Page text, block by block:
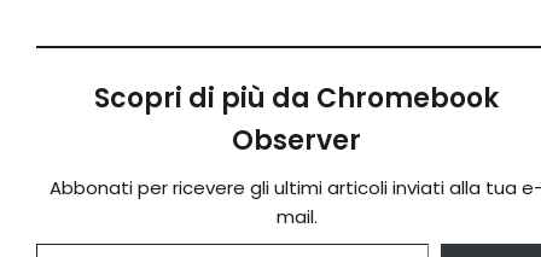
Scopri di più da Chromebook
Observer
Abbonati per ricevere gli ultimi articoli inviati alla tua
mail.
Digita la tua e-mail...